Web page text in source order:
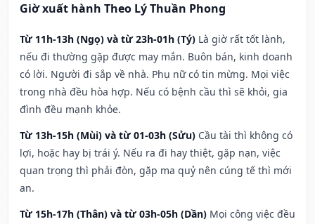
Giờ xuất hành Theo Lý Thuần Phong
Từ 11h-13h (Ngọ) và từ 23h-01h (Tý) Là giờ rất tốt lành,
nếu đi thường gặp được may mắn. Buôn bán, kinh doanh
có lời. Người đi sắp về nhà. Phụ nữ có tin mừng. Mọi việc
trong nhà đều hòa hợp. Nếu có bệnh cầu thì sẽ khỏi, gia
đình đều mạnh khỏe.
Từ 13h-15h (Mùi) và từ 01-03h (Sửu) Cầu tài thì không có
lợi, hoặc hay bị trái ý. Nếu ra đi hay thiệt, gặp nạn, việc
quan trọng thì phải đòn, gặp ma quỷ nên cúng tế thì mới
an.
Từ 15h-17h (Thân) và từ 03h-05h (Dần) Mọi công việc đều